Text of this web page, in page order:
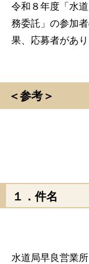
令和８年度「水
務委託」の参加
果、応募者があり
＜参考＞
１．件名
水道局早良営業